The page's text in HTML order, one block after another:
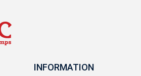
INFORMATION